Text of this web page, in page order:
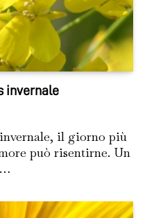
invernale
il giorno più
può risentirne. Un